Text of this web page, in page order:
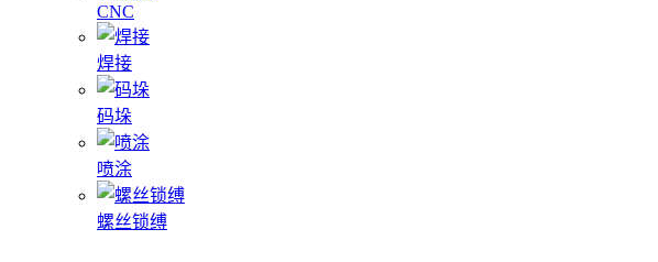
CNC
焊接
码垛
喷涂
螺丝锁缚